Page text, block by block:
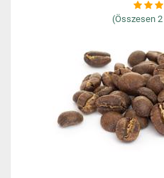
(Összesen 2